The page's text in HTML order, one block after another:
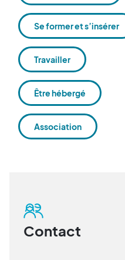
Se former et s’insérer
Travailler
Être hébergé
Association
Contact